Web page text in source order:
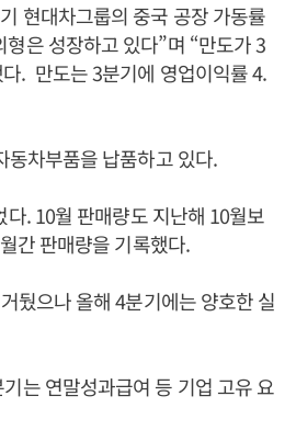
현대차그룹의 중국 공장 가동률
은 성장하고 있다”며 “만도가 3
. 만도는 3분기에 영업이익률 4.
차부품을 납품하고 있다.
. 10월 판매량도 지난해 10월보
간 판매량을 기록했다.
뒀으나 올해 4분기에는 양호한 실
는 연말성과급여 등 기업 고유 요